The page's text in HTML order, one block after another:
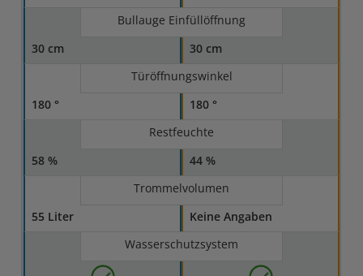
Bullauge Einfüllöffnung
30 cm
30 cm
Türöffnungswinkel
180 °
180 °
Restfeuchte
58 %
44 %
Trommelvolumen
55 Liter
Keine Angaben
Wasserschutzsystem